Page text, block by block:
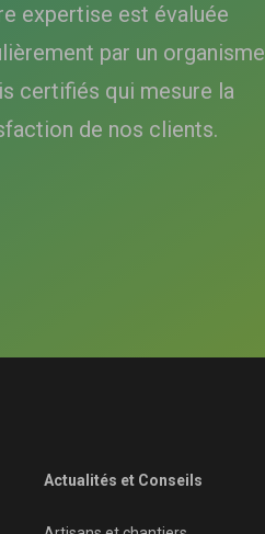
expertise est évaluée
par un organisme
certifiés qui mesure la
de nos clients.
Actualités et Conseils